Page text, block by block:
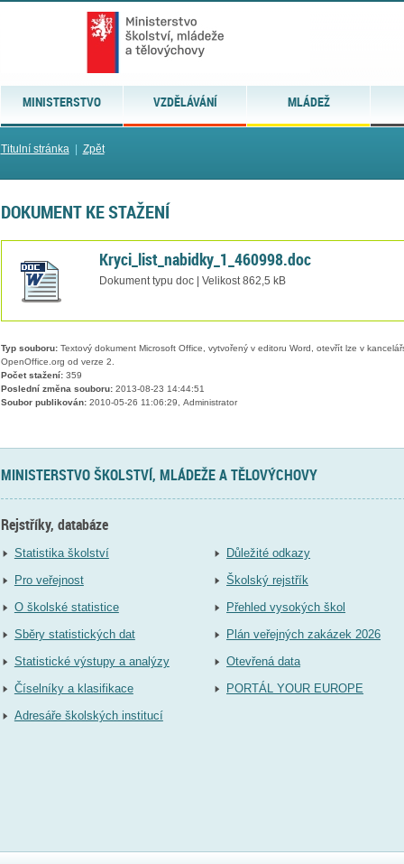
MINISTERSTVO VZDĚLÁVÁNÍ MLÁDEŽ
Titulní stránka| Zpět
DOKUMENT KE STAŽENÍ
Kryci_list_nabidky_1_460998.doc
Dokument typu doc | Velikost 862,5 kB
Typ souboru:Textový dokument Microsoft Office, vytvořený v editoru Word, otevřít lze v
OpenOffice.org od verze 2.
Počet stažení:359
Poslední změna souboru:2013-08-23 14:44:51
Soubor publikován:2010-05-26 11:06:29, Administrator
MINISTERSTVO ŠKOLSTVÍ, MLÁDEŽE A TĚLOVÝCHOVY
Rejstříky, databáze
Statistika školství
Pro veřejnost
O školské statistice
Sběry statistických dat
Statistické výstupy a analýzy
Číselníky a klasifikace
Adresáře školských institucí
Důležité odkazy
Školský rejstřík
Přehled vysokých škol
Plán veřejných zakázek 2026
Otevřená data
PORTÁL YOUR EUROPE